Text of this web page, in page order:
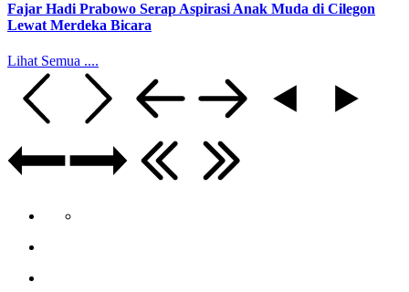
Fajar Hadi Prabowo Serap Aspirasi Anak Muda di Cilegon
Lewat Merdeka Bicara
Lihat Semua ....